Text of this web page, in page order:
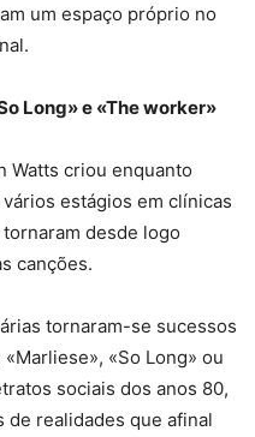
um espaço próprio no
Long» e «The worker»
Watts criou enquanto
estágios em clínicas
desde logo
canções.
tornaram-se sucessos
«So Long» ou
sociais dos anos 80,
realidades que afinal